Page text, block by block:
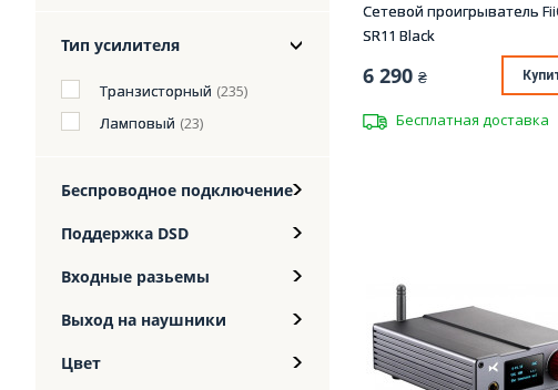
Тип усилителя
Транзисторный (235)
Ламповый (23)
Беспроводное подключение
Поддержка DSD
Входные разьемы
Выход на наушники
Цвет
Сетевой проигрыватель
SR11 Black
6 290 ₴
Бесплатная доставка